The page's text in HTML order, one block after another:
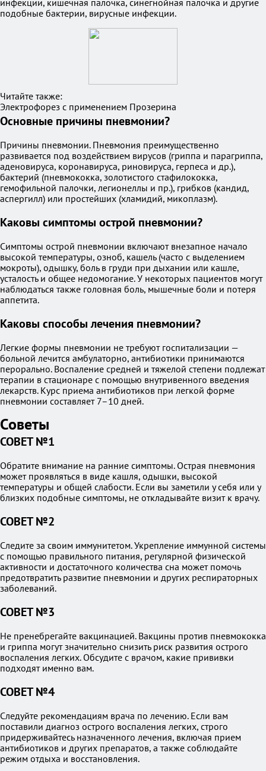
инфекции, кишечная палочка, синегнойная палочка и другие
подобные бактерии, вирусные инфекции.
Читайте также:
Электрофорез с применением Прозерина
Основные причины пневмонии?
Причины пневмонии. Пневмония преимущественно
развивается под воздействием вирусов (гриппа и парагриппа,
аденовируса, коронавируса, риновируса, герпеса и др.),
бактерий (пневмококка, золотистого стафилококка,
гемофильной палочки, легионеллы и пр.), грибков (кандид,
аспергилл) или простейших (хламидий, микоплазм).
Каковы симптомы острой пневмонии?
Симптомы острой пневмонии включают внезапное начало
высокой температуры, озноб, кашель (часто с выделением
мокроты), одышку, боль в груди при дыхании или кашле,
усталость и общее недомогание. У некоторых пациентов могут
наблюдаться также головная боль, мышечные боли и потеря
аппетита.
Каковы способы лечения пневмонии?
Легкие формы пневмонии не требуют госпитализации —
больной лечится амбулаторно, антибиотики принимаются
перорально. Воспаление средней и тяжелой степени подлежат
терапии в стационаре с помощью внутривенного введения
лекарств. Курс приема антибиотиков при легкой форме
пневмонии составляет 7–10 дней.
Советы
СОВЕТ №1
Обратите внимание на ранние симптомы. Острая пневмония
может проявляться в виде кашля, одышки, высокой
температуры и общей слабости. Если вы заметили у себя или у
близких подобные симптомы, не откладывайте визит к врачу.
СОВЕТ №2
Следите за своим иммунитетом. Укрепление иммунной системы
с помощью правильного питания, регулярной физической
активности и достаточного количества сна может помочь
предотвратить развитие пневмонии и других респираторных
заболеваний.
СОВЕТ №3
Не пренебрегайте вакцинацией. Вакцины против пневмококка
и гриппа могут значительно снизить риск развития острого
воспаления легких. Обсудите с врачом, какие прививки
подходят именно вам.
СОВЕТ №4
Следуйте рекомендациям врача по лечению. Если вам
поставили диагноз острого воспаления легких, строго
придерживайтесь назначенного лечения, включая прием
антибиотиков и других препаратов, а также соблюдайте
режим отдыха и восстановления.